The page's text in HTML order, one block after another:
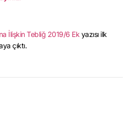
İlişkin Tebliğ 2019/6 Ek yazısı ilk
çıktı.